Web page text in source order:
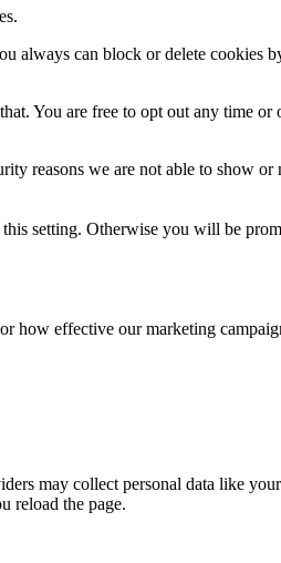
always can block or delete cookies
You are free to opt out any time or
reasons we are not able to show
setting. Otherwise you will be
how effective our marketing
may collect personal data like
reload the page.